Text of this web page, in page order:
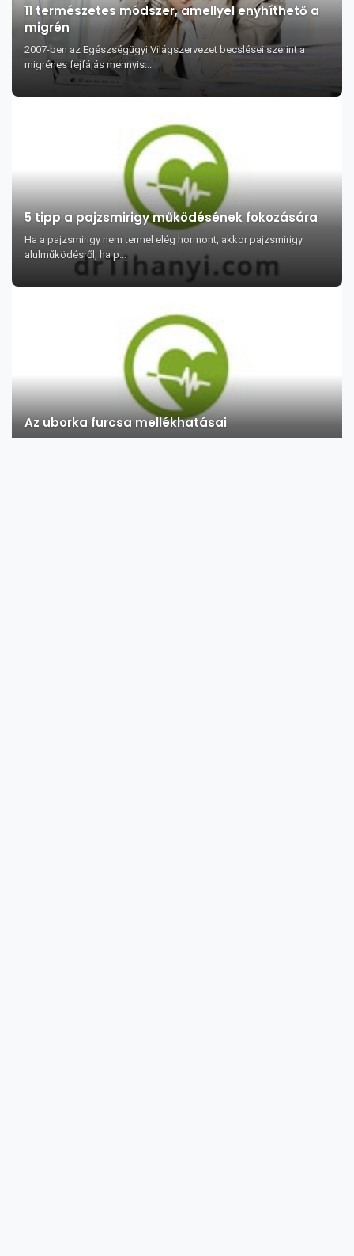
11 természetes módszer, amellyel enyhíthető a
migrén
2007-ben az Egészségügyi Világszervezet becslései szerint a
migrénes fejfájás mennyis...
5 tipp a pajzsmirigy működésének fokozására
Ha a pajzsmirigy nem termel elég hormont, akkor pajzsmirigy
alulműködésről, ha p...
Az uborka furcsa mellékhatásai